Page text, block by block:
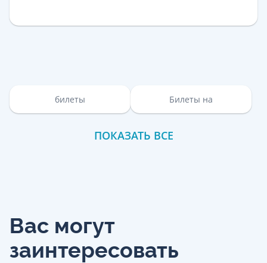
билеты Билеты на
ПОКАЗАТЬ ВСЕ
Вас могут
заинтересовать